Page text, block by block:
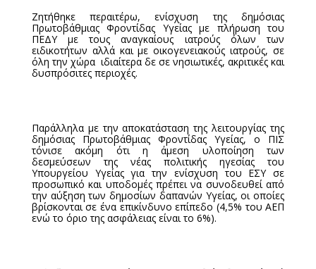
Ζητήθηκε περαιτέρω, ενίσχυση της δημόσιας
Πρωτοβάθμιας Φροντίδας Υγείας με πλήρωση του
ΠΕΔΥ με τους αναγκαίους ιατρούς όλων των
ειδικοτήτων αλλά και με οικογενειακούς ιατρούς, σε
όλη την χώρα  ιδιαίτερα δε σε νησιωτικές, ακριτικές και
δυσπρόσιτες περιοχές.
Παράλληλα με την αποκατάσταση της λειτουργίας της
δημόσιας Πρωτοβάθμιας Φροντίδας Υγείας, ο ΠΙΣ
τόνισε ακόμη ότι η άμεση υλοποίηση των
δεσμεύσεων της νέας πολιτικής ηγεσίας του
Υπουργείου Υγείας για την ενίσχυση του ΕΣΥ σε
προσωπικό και υποδομές πρέπει να συνοδευθεί από
την αύξηση των δημοσίων δαπανών Υγείας, οι οποίες
βρίσκονται σε ένα επικίνδυνο επίπεδο (4,5% του ΑΕΠ
ενώ το όριο της ασφάλειας είναι το 6%).